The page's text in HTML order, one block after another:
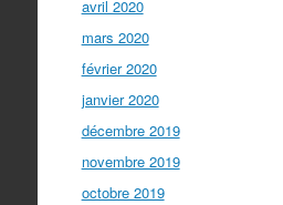
avril 2020
mars 2020
février 2020
janvier 2020
décembre 2019
novembre 2019
octobre 2019